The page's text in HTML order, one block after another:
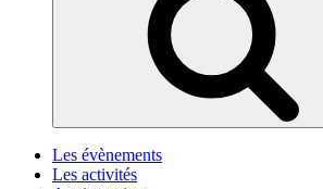
Les évènements
Les activités